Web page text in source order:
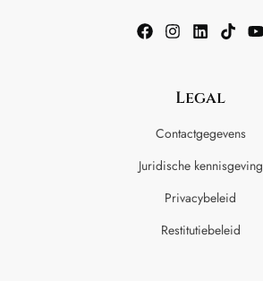
Legal
Contactgegevens
Juridische kennisgeving
Privacybeleid
Restitutiebeleid